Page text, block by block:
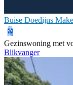
Buise Doedijns
Gezinswoning met
Blikvanger